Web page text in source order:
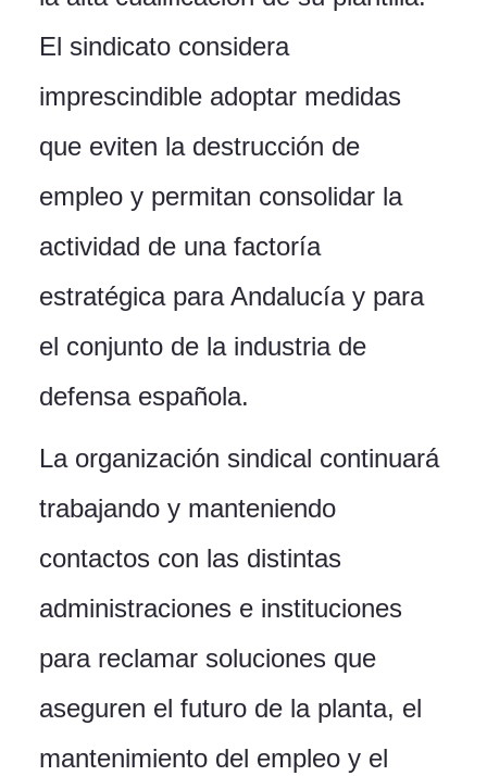
El sindicato considera
imprescindible adoptar medidas
que eviten la destrucción de
empleo y permitan consolidar la
actividad de una factoría
estratégica para Andalucía y para
el conjunto de la industria de
defensa española.
La organización sindical continuará
trabajando y manteniendo
contactos con las distintas
administraciones e instituciones
para reclamar soluciones que
aseguren el futuro de la planta, el
mantenimiento del empleo y el